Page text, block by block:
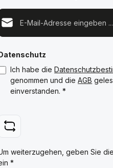
Mail-Adresse*
Ich habe die
genommen und dieAGB
einverstanden.*
weiterzugehen, geben Sie
*